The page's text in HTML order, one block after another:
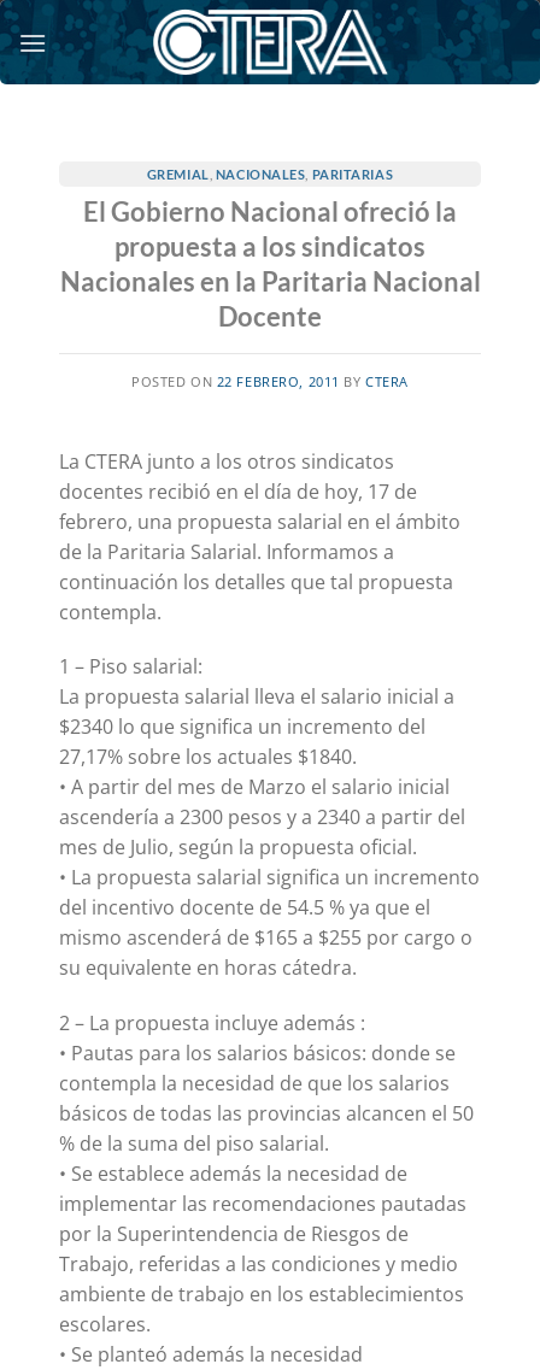
Saltar
al
contenido
GREMIAL NACIONALES PARITARIAS
El Gobierno Nacional ofreció la
propuesta a los sindicatos
Nacionales en la Paritaria Nacional
Docente
POSTED ON 22 FEBRERO, 2011 BY CTERA
La CTERA junto a los otros sindicatos
docentes recibió en el día de hoy, 17 de
febrero, una propuesta salarial en el ámbito
de la Paritaria Salarial. Informamos a
continuación los detalles que tal propuesta
contempla.
1 – Piso salarial:
La propuesta salarial lleva el salario inicial a
$2340 lo que significa un incremento del
27,17% sobre los actuales $1840.
• A partir del mes de Marzo el salario inicial
ascendería a 2300 pesos y a 2340 a partir del
mes de Julio, según la propuesta oficial.
• La propuesta salarial significa un incremento
del incentivo docente de 54.5 % ya que el
mismo ascenderá de $165 a $255 por cargo o
su equivalente en horas cátedra.
2 – La propuesta incluye además :
• Pautas para los salarios básicos: donde se
contempla la necesidad de que los salarios
básicos de todas las provincias alcancen el 50
% de la suma del piso salarial.
• Se establece además la necesidad de
implementar las recomendaciones pautadas
por la Superintendencia de Riesgos de
Trabajo, referidas a las condiciones y medio
ambiente de trabajo en los establecimientos
escolares.
• Se planteó además la necesidad